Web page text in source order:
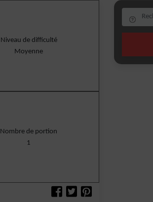
Niveau de difficulté
Moyenne
Nombre de portion
1